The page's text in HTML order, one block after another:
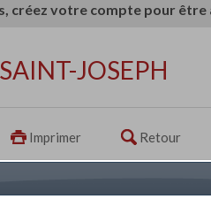
créez votre compte pour
JOSEPH
Imprimer Retour